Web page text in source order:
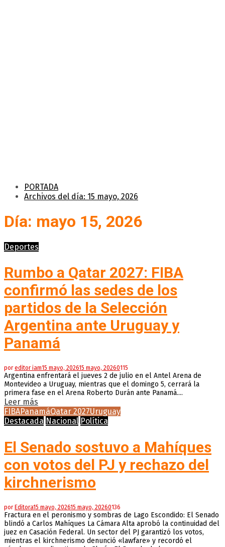
PORTADA
Archivos del día: 15 mayo, 2026
Día: mayo 15, 2026
Deportes
Rumbo a Qatar 2027: FIBA
confirmó las sedes de los
partidos de la Selección
Argentina ante Uruguay y
Panamá
poreditor iam15 mayo, 202615 mayo, 20260115
Argentina enfrentará el jueves 2 de julio en el Antel Arena de
Montevideo a Uruguay, mientras que el domingo 5, cerrará la
primera fase en el Arena Roberto Durán ante Panamá....
Leer más
FIBAPanamáQatar 2027Uruguay
Destacada Nacional Política
El Senado sostuvo a Mahíques
con votos del PJ y rechazo del
kirchnerismo
por Editora15 mayo, 202615 mayo, 20260136
Fractura en el peronismo y sombras de Lago Escondido: El Senado
blindó a Carlos Mahíques La Cámara Alta aprobó la continuidad del
juez en Casación Federal. Un sector del PJ garantizó los votos,
mientras el kirchnerismo denunció «lawfare» y recordó el